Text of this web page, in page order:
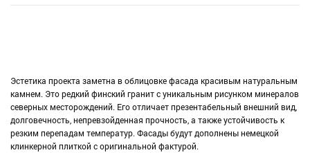
Эстетика проекта заметна в облицовке фасада красивым натуральным
камнем. Это редкий финский гранит с уникальным рисунком минералов
северных месторождений. Его отличает презентабельный внешний вид,
долговечность, непревзойденная прочность, а также устойчивость к
резким перепадам температур. Фасады будут дополнены немецкой
клинкерной плиткой с оригинальной фактурой.